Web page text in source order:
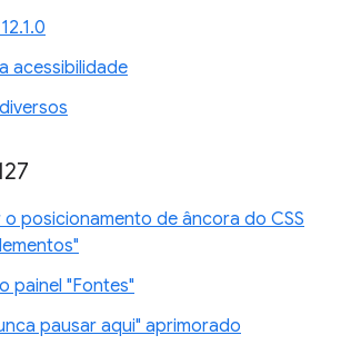
acessibilidade
o posicionamento de âncora do CSS
painel "Fontes"
pausar aqui" aprimorado